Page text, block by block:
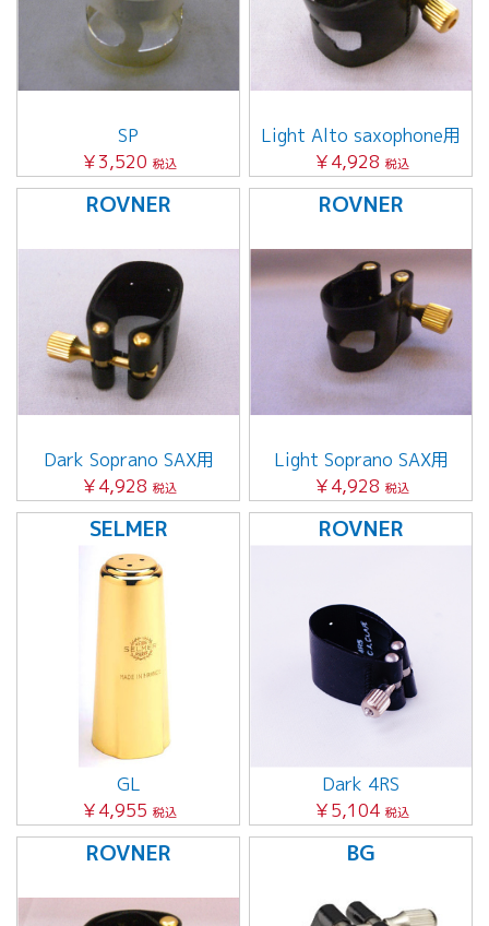
SP
￥3,520 税込
Light Alto saxophone用
￥4,928 税込
ROVNER
Dark Soprano SAX用
￥4,928 税込
ROVNER
Light Soprano SAX用
￥4,928 税込
SELMER
GL
￥4,955 税込
ROVNER
Dark 4RS
￥5,104 税込
ROVNER BG